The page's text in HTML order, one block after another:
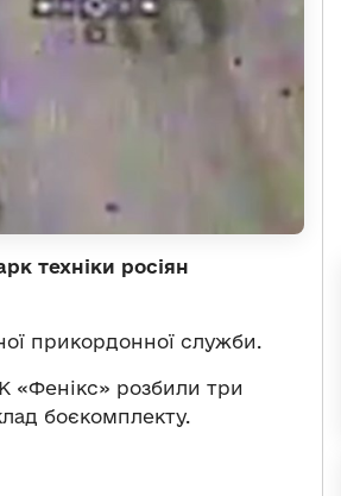
техніки росіян
прикордонної служби.
«Фенікс» розбили три
боєкомплекту.